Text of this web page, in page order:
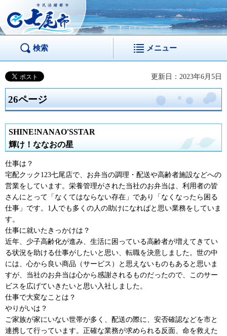
市民活躍都市 七尾
市
検索 メニュー
更新日：2023年6月5日
26ページ
SHINE!NANAO'SSTAR
輝け！ななおの星
仕事は？
宅配クック123七尾店で、お弁当の調理・配送や高齢者施設などへの
営業をしています。栄養管理がされた当社のお弁当は、利用者の皆
さんにとって「なくてはならない存在」であり「なくなったら困る
仕事」です。1人でも多くの人の助けになればと思い業務をしていま
す。
仕事に就いたきっかけは？
近年、少子高齢化が進み、生活に困っている高齢者が増えてきてい
る状況を助ける仕事がしたいと思い、転職を決意しました。世の中
には、心から良い商品（サービス）と思えないものもあると思いま
すが、当社のお弁当は心から感謝されるものだったので、このサー
ビスを広げていきたいと思い入社しました。
仕事で大変なことは？
やりがいは？
ご家族が家にいない世帯が多く、配送の際に、安否確認などを市と
連携して行っています。正確な業務が求められる反面、命を救えた